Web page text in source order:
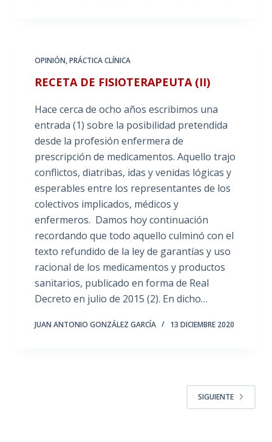
OPINIÓN,PRÁCTICA CLÍNICA
RECETA DE FISIOTERAPEUTA (II)
Hace cerca de ocho años escribimos una
entrada (1) sobre la posibilidad pretendida
desde la profesión enfermera de
prescripción de medicamentos. Aquello trajo
conflictos, diatribas, idas y venidas lógicas y
esperables entre los representantes de los
colectivos implicados, médicos y
enfermeros. Damos hoy continuación
recordando que todo aquello culminó con el
texto refundido de la ley de garantías y uso
racional de los medicamentos y productos
sanitarios, publicado en forma de Real
Decreto en julio de 2015 (2). En dicho…
JUAN ANTONIO GONZÁLEZ GARCÍA 13 DICIEMBRE 2020
SIGUIENTE